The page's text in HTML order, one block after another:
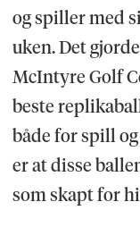
og spiller med
uken. Det
McIntyre Golf
beste
både for spill
er at disse
som skapt for